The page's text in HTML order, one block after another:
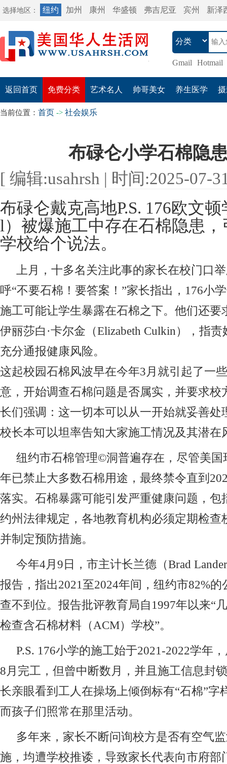
选择地区： 纽约 加州 康州 华盛顿 弗吉尼亚 宾州 新泽
Gmail Hotmail
返回首页 免费分类 艺术名人 帅哥美女 养生医学
当前位置： 首页 -> 社会娱乐
布碌仑小学石棉隐
[ 编辑:usahrsh | 时间:2025-07-
布碌仑戴克高地P.S. 176欧文
l）被爆施工中存在石棉隐患
学校给个说法。
上月，十多名关注此事的家长在校门口
呼“不要石棉！要答案！”家长指出，176小
施工可能让学生暴露在石棉之下。他们还要
伊丽莎白·卡尔金（Elizabeth Culkin），指
充分通报健康风险。
这起校园石棉风波早在今年3月就引起了一
意，开始调查石棉问题是否属实，并要求校
长们强调：这一切本可以从一开始就妥善处
校长本可以坦率告知大家施工情况及其潜在
纽约市石棉管理©洞普遍存在，尽管美国
年已禁止大多数石棉用途，最终禁令直到
落实。石棉暴露可能引发严重健康问题，包
约州法律规定，各地教育机构必须定期检查
并制定预防措施。
今年4月9日，市主计长兰德（Brad
报告，指出2021至2024年间，纽约市82%的
查不到位。报告批评教育局自1997年以来“
检查含石棉材料（ACM）学校”。
P.S. 176小学的施工始于2021-2022学年
8月完工，但曾中断数月，并且施工信息封
长亲眼看到工人在操场上倾倒标有“石棉”字
而孩子们照常在那里活动。
多年来，家长不断问询校方是否有空气
施，均遭学校推诿，导致家长代表向市府部